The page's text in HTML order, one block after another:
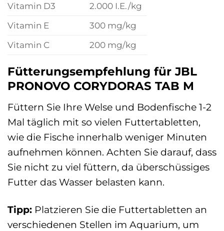
Vitamin D3
2.000 I.E./kg
Vitamin E
300 mg/kg
Vitamin C
200 mg/kg
Fütterungsempfehlung für JBL
PRONOVO CORYDORAS TAB M
Füttern Sie Ihre Welse und Bodenfische 1-2
Mal täglich mit so vielen Futtertabletten,
wie die Fische innerhalb weniger Minuten
aufnehmen können. Achten Sie darauf, dass
Sie nicht zu viel füttern, da überschüssiges
Futter das Wasser belasten kann.
Tipp: Platzieren Sie die Futtertabletten an
verschiedenen Stellen im Aquarium, um